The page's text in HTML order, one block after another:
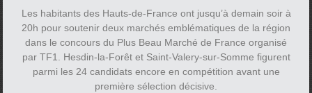
Les habitants des Hauts-de-France ont jusqu’à demain soir à
20h pour soutenir deux marchés emblématiques de la région
dans le concours du Plus Beau Marché de France organisé
par TF1. Hesdin-la-Forêt et Saint-Valery-sur-Somme figurent
parmi les 24 candidats encore en compétition avant une
première sélection décisive.